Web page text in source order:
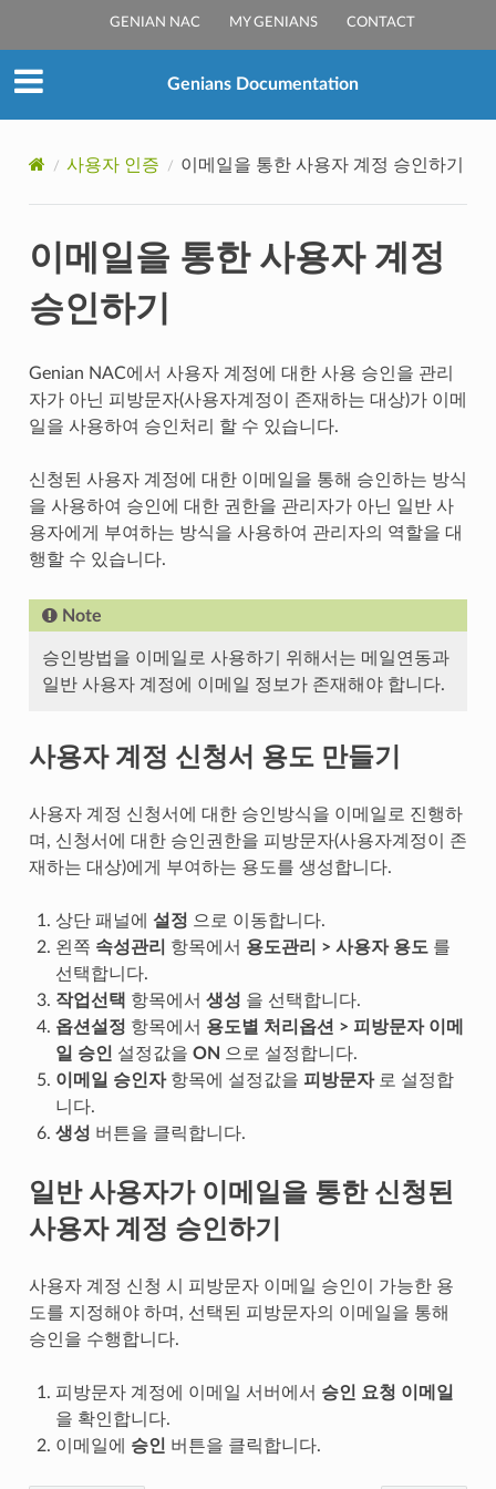
GENIAN NAC MY GENIANS CONTACT
Genians Documentation
사용자 인증 이메일을 통한 사용자 계정 승인하기
이메일을 통한 사용자 계정
승인하기
Genian NAC에서 사용자 계정에 대한 사용 승인을 관리
자가 아닌 피방문자(사용자계정이 존재하는 대상)가 이메
일을 사용하여 승인처리 할 수 있습니다.
신청된 사용자 계정에 대한 이메일을 통해 승인하는 방식
을 사용하여 승인에 대한 권한을 관리자가 아닌 일반 사
용자에게 부여하는 방식을 사용하여 관리자의 역할을 대
행할 수 있습니다.
Note
승인방법을 이메일로 사용하기 위해서는 메일연동과
일반 사용자 계정에 이메일 정보가 존재해야 합니다.
사용자 계정 신청서 용도 만들기
사용자 계정 신청서에 대한 승인방식을 이메일로 진행하
며, 신청서에 대한 승인권한을 피방문자(사용자계정이 존
재하는 대상)에게 부여하는 용도를 생성합니다.
상단 패널에 설정 으로 이동합니다.
왼쪽 속성관리 항목에서 용도관리 > 사용자 용도 를
선택합니다.
작업선택 항목에서 생성 을 선택합니다.
옵션설정 항목에서 용도별 처리옵션 > 피방문자 이메
일 승인 설정값을 ON 으로 설정합니다.
이메일 승인자항목에 설정값을 피방문자로 설정합
니다.
생성 버튼을 클릭합니다.
일반 사용자가 이메일을 통한 신청된
사용자 계정 승인하기
사용자 계정 신청 시 피방문자 이메일 승인이 가능한 용
도를 지정해야 하며, 선택된 피방문자의 이메일을 통해
승인을 수행합니다.
피방문자 계정에 이메일 서버에서 승인 요청 이메일
을 확인합니다.
이메일에 승인 버튼을 클릭합니다.